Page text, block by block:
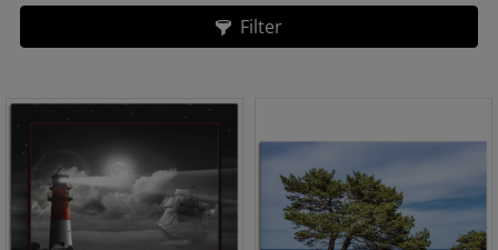
Filter